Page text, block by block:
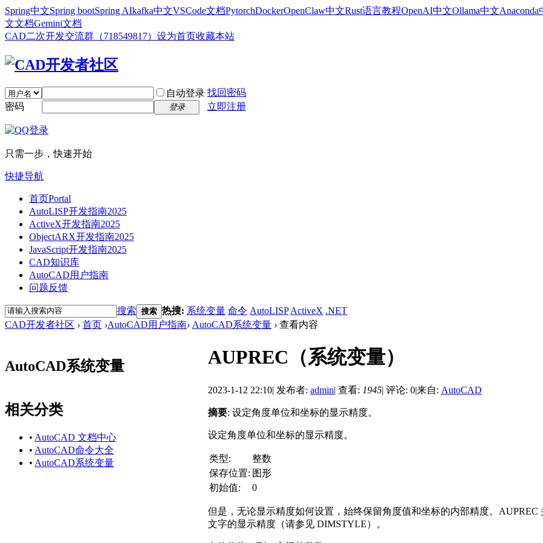
Spring中文Spring bootSpring AIkafka中文VSCode文档PytorchDockerOpenClaw中文Rust语言教程OpenAI中文Ollama中文Anaconda
文文档Gemini文档
CAD二次开发交流群（718549817） 设为首页收藏本站
自动登录 找回密码
密码
登录 立即注册
只需一步，快速开始
快捷导航
首页Portal
AutoLISP开发指南2025
ActiveX开发指南2025
ObjectARX开发指南2025
JavaScript开发指南2025
CAD知识库
AutoCAD用户指南
问题反馈
搜索 搜索 热搜: 系统变量 命令 AutoLISP ActiveX .NET
CAD开发者社区 › 首页 ›AutoCAD用户指南› AutoCAD系统变量 › 查看内容
AutoCAD系统变量
相关分类
• AutoCAD 文档中心
• AutoCAD命令大全
• AutoCAD系统变量
AUPREC（系统变量）
2023-1-12 22:10| 发布者: admin| 查看: 1945| 评论: 0|来自: AutoCAD
摘要: 设定角度单位和坐标的显示精度。
设定角度单位和坐标的显示精度。
类型:
整数
保存位置: 图形
初始值:
0
但是，无论显示精度如何设置，始终保留角度值和坐标的内部精度。AUPREC
文字的显示精度（请参见 DIMSTYLE）。